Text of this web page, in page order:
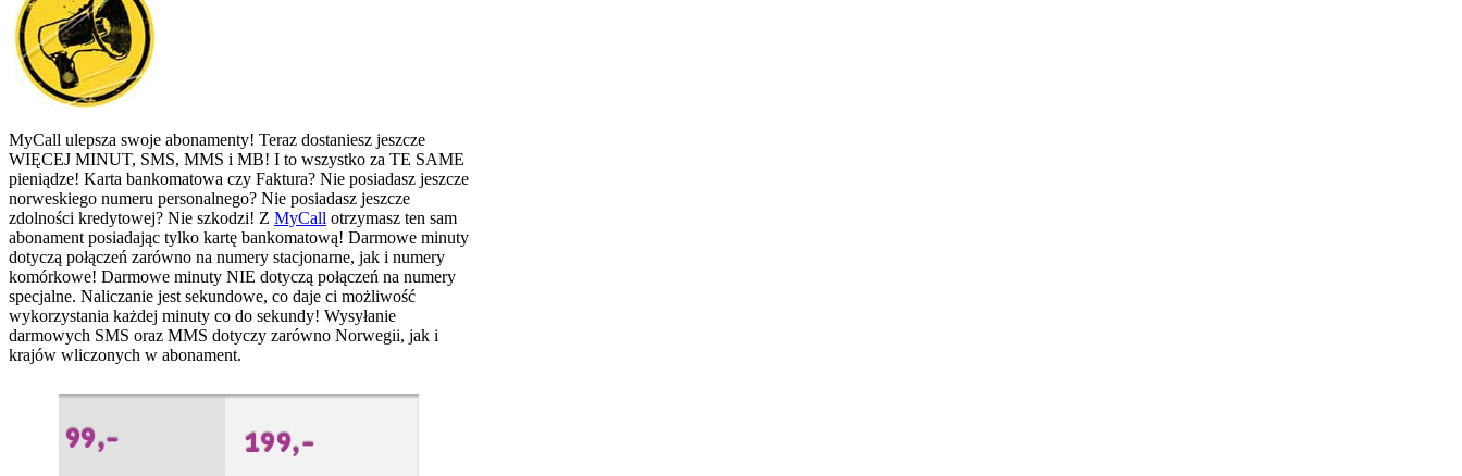
MyCall ulepsza swoje abonamenty! Teraz dostaniesz jeszcze
WIĘCEJ MINUT, SMS, MMS i MB! I to wszystko za TE SAME
pieniądze! Karta bankomatowa czy Faktura? Nie posiadasz jeszcze
norweskiego numeru personalnego? Nie posiadasz jeszcze
zdolności kredytowej? Nie szkodzi! Z MyCall otrzymasz ten sam
abonament posiadając tylko kartę bankomatową! Darmowe minuty
dotyczą połączeń zarówno na numery stacjonarne, jak i numery
komórkowe! Darmowe minuty NIE dotyczą połączeń na numery
specjalne. Naliczanie jest sekundowe, co daje ci możliwość
wykorzystania każdej minuty co do sekundy! Wysyłanie
darmowych SMS oraz MMS dotyczy zarówno Norwegii, jak i
krajów wliczonych w abonament.